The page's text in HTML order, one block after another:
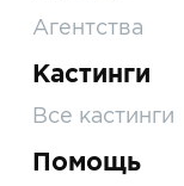
Агентства
Кастинги
Все кастинги
Помощь